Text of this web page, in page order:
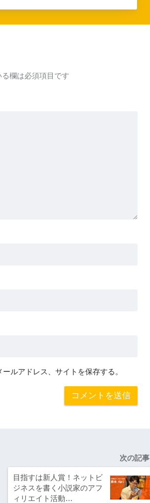
る欄は必須項目です
ルアドレス、サイトを保存する。
次の記事
目指すは新人賞！ネットビ
ジネスを書く小説家のアフ
ィリエイト活動…